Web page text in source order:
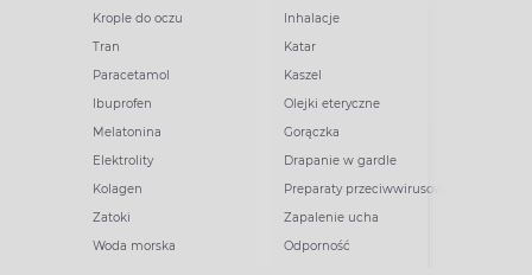
Krople do oczu
Tran
Paracetamol
Ibuprofen
Melatonina
Elektrolity
Kolagen
Zatoki
Woda morska
Inhalacje
Katar
Kaszel
Olejki eteryczne
Gorączka
Drapanie w gardle
Preparaty przeciwwirusowe
Zapalenie ucha
Odporność